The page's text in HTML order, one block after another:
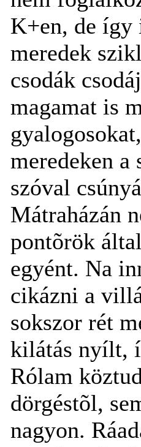
K+en, de így
meredek
csodák
magamat is
meredeken
szóval
Mátraházán
pontõrök
egyént. Na
cikázni a
sokszor rét
kilátás nyílt,
Rólam
dörgéstõl,
nagyon.